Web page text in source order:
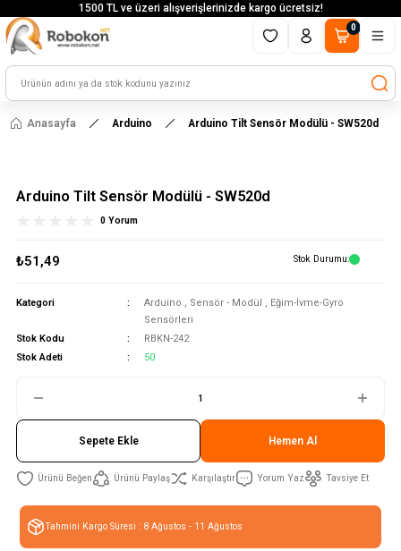
1500 TL ve üzeri alışverişlerinizde kargo ücretsiz!
0
Anasayfa Arduino Arduino Tilt Sensör Modülü - SW520d
Arduino Tilt Sensör Modülü - SW520d
0 Yorum
₺51,49 Stok Durumu
Kategori Arduino , Sensör - Modül , Eğim-İvme-Gyro
Sensörleri
Stok Kodu
RBKN-242
Stok Adeti
50
Sepete Ekle Hemen Al
Ürünü Paylaş Karşılaştır Yorum Yaz Tavsiye Et
Tahmini Kargo Süresi : 8 Ağustos - 11 Ağustos